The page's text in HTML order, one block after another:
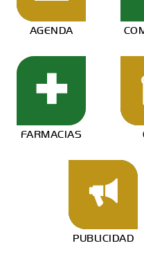
AGENDA
FARMACIAS
PUBLICIDAD